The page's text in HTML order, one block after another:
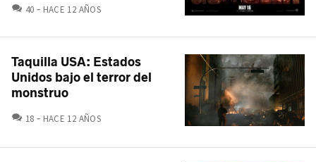
40 COMENTARIOS
HACE 12 AÑOS
Taquilla USA: Estados
Unidos bajo el terror del
monstruo
18 COMENTARIOS
HACE 12 AÑOS